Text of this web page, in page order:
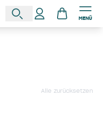
MENÜ
Alle zurücksetzen